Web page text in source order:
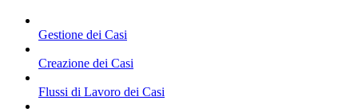
Gestione dei Casi
Creazione dei Casi
Flussi di Lavoro dei Casi